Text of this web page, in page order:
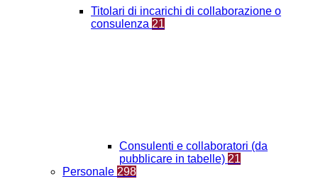
Titolari di incarichi di collaborazione o
consulenza 21
Consulenti e collaboratori (da
pubblicare in tabelle) 21
Personale 298